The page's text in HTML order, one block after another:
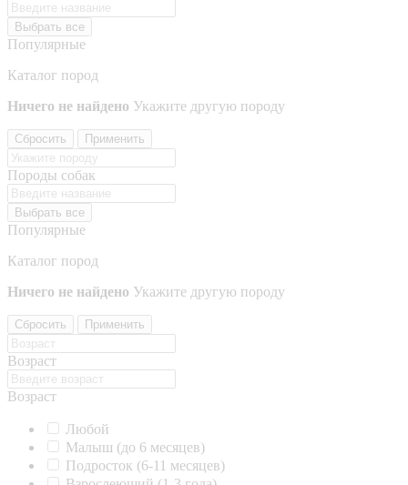
Выбрать все
Популярные
Каталог пород
Ничего не найдено Укажите другую породу
Сбросить Применить
Породы собак
Выбрать все
Популярные
Каталог пород
Ничего не найдено Укажите другую породу
Сбросить Применить
Возраст
Возраст
Любой
Малыш (до 6 месяцев)
Подросток (6-11 месяцев)